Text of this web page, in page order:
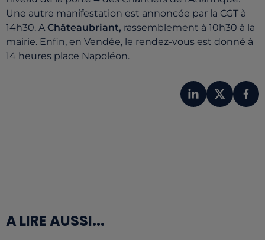
Une autre manifestation est annoncée par la CGT à
14h30. A Châteaubriant, rassemblement à 10h30 à la
mairie. Enfin, en Vendée, le rendez-vous est donné à
14 heures place Napoléon.
A LIRE AUSSI...